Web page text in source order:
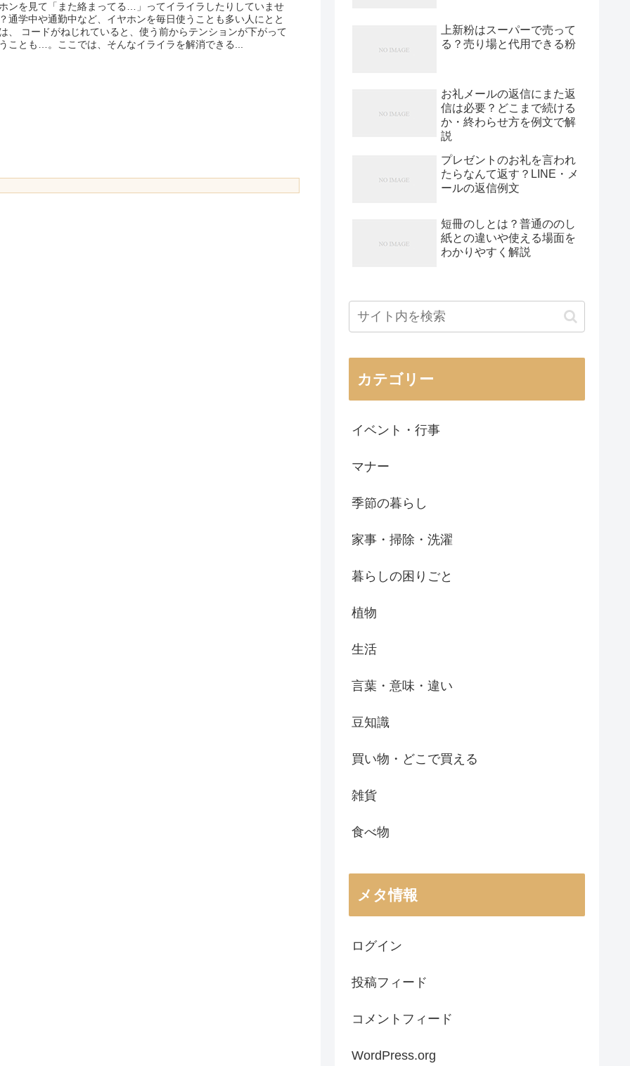
ンを見て「また絡まってる…」ってイライラしたりしていませ
通学中や通勤中など、イヤホンを毎日使うことも多い人にとと
、 コードがねじれていると、使う前からテンションが下がって
ことも…。ここでは、そんなイライラを解消できる...
上新粉はスーパーで売って
る？売り場と代用できる粉
お礼メールの返信にまた返
信は必要？どこまで続ける
か・終わらせ方を例文で解
説
プレゼントのお礼を言われ
たらなんて返す？LINE・メ
ールの返信例文
短冊のしとは？普通ののし
紙との違いや使える場面を
わかりやすく解説
カテゴリー
イベント・行事
マナー
季節の暮らし
家事・掃除・洗濯
暮らしの困りごと
植物
生活
言葉・意味・違い
豆知識
買い物・どこで買える
雑貨
食べ物
メタ情報
ログイン
投稿フィード
コメントフィード
WordPress.org